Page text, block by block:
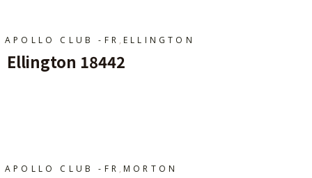
APOLLO CLUB -FR , ELLINGTON
Ellington 18442
APOLLO CLUB -FR , MORTON